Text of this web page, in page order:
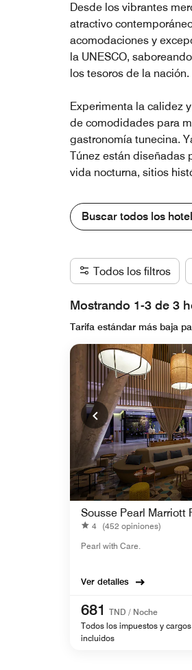
Desde los vibrantes
atractivo
acomodaciones y
la UNESCO,
los tesoros de la nación.
Experimenta la calidez
de comodidades para
gastronomía tunecina.
Túnez están diseñadas
vida nocturna, sitios
Buscar todos los
Todos los filtros
Mostrando 1-3 de 3
Tarifa estándar más baja
Sousse Pearl Marriott
4 (452 opiniones)
Pearl with Care.
Ver detalles
681 TND / Noche
Todos los impuestos y
incluidos